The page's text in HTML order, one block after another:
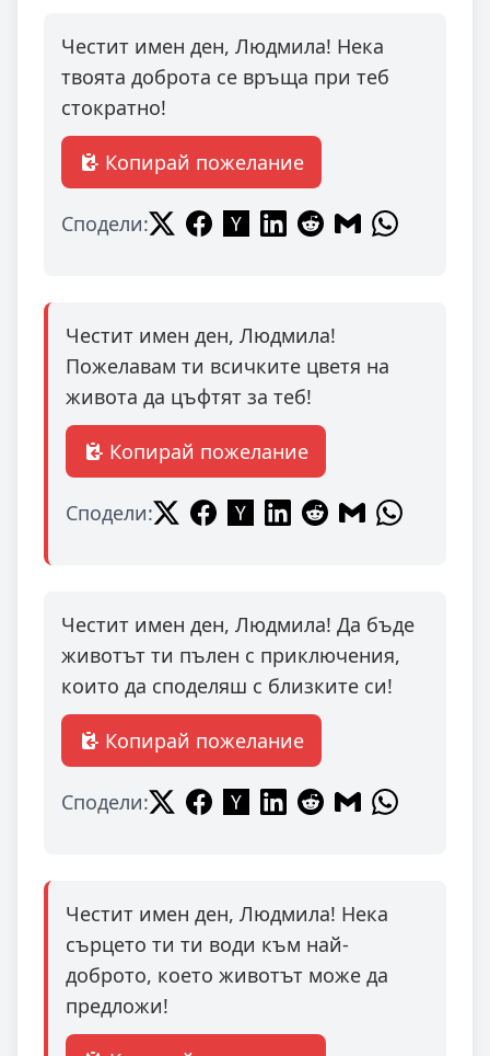
Честит имен ден, Людмила! Нека
твоята доброта се връща при теб
стократно!
Копирай пожелание
Сподели:
Честит имен ден, Людмила!
Пожелавам ти всичките цветя на
живота да цъфтят за теб!
Копирай пожелание
Сподели:
Честит имен ден, Людмила! Да бъде
животът ти пълен с приключения,
които да споделяш с близките си!
Копирай пожелание
Сподели:
Честит имен ден, Людмила! Нека
сърцето ти ти води към най-
доброто, което животът може да
предложи!